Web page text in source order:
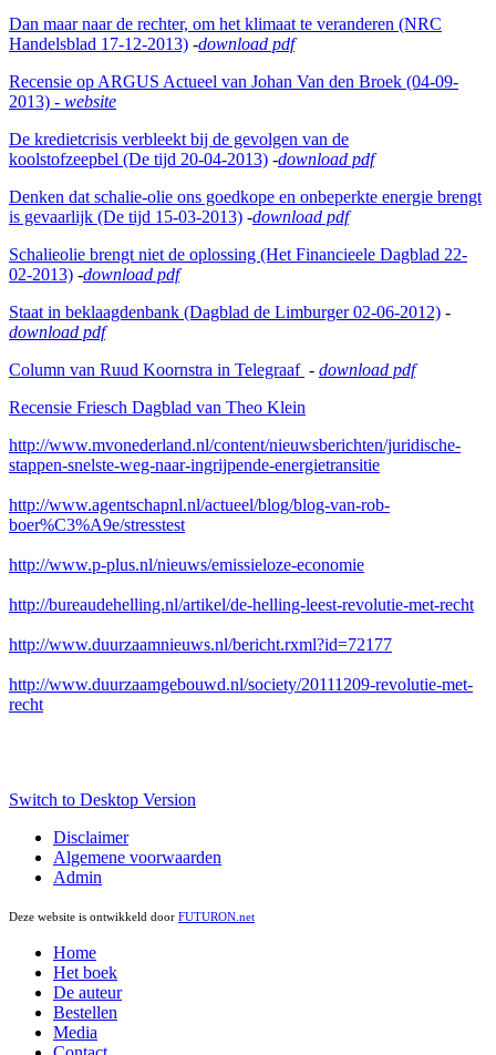
Dan maar naar de rechter, om het klimaat te veranderen (NRC
Handelsblad 17-12-2013) -download pdf
Recensie op ARGUS Actueel van Johan Van den Broek (04-09-
2013) - website
De kredietcrisis verbleekt bij de gevolgen van de
koolstofzeepbel (De tijd 20-04-2013) -download pdf
Denken dat schalie-olie ons goedkope en onbeperkte energie brengt
is gevaarlijk (De tijd 15-03-2013) -download pdf
Schalieolie brengt niet de oplossing (Het Financieele Dagblad 22-
02-2013) -download pdf
Staat in beklaagdenbank (Dagblad de Limburger 02-06-2012) -
download pdf
Column van Ruud Koornstra in Telegraaf - download pdf
Recensie Friesch Dagblad van Theo Klein
http://www.mvonederland.nl/content/nieuwsberichten/juridische-
stappen-snelste-weg-naar-ingrijpende-energietransitie
http://www.agentschapnl.nl/actueel/blog/blog-van-rob-
boer%C3%A9e/stresstest
http://www.p-plus.nl/nieuws/emissieloze-economie
http://bureaudehelling.nl/artikel/de-helling-leest-revolutie-met-recht
http://www.duurzaamnieuws.nl/bericht.rxml?id=72177
http://www.duurzaamgebouwd.nl/society/20111209-revolutie-met-
recht
Switch to Desktop Version
Disclaimer
Algemene voorwaarden
Admin
Deze website is ontwikkeld door FUTURON.net
Home
Het boek
De auteur
Bestellen
Media